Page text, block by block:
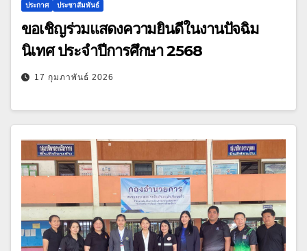
ประกาศ ประชาสัมพันธ์
ขอเชิญร่วมแสดงความยินดีในงานปัจฉิม
นิเทศ ประจำปีการศึกษา 2568
17 กุมภาพันธ์ 2026